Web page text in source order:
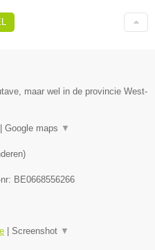
maar wel in de provincie West-
Google maps ▼
)
BE0668556266
Screenshot ▼